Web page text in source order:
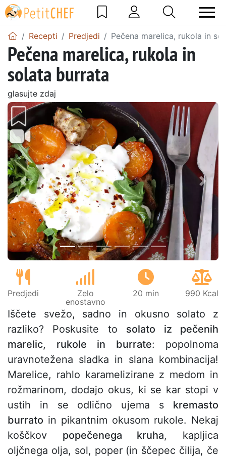
Recepti Predjedi Pečena marelica, rukola in
Pečena marelica, rukola in
solata burrata
glasujte zdaj
Prejšnji
Predjedi
Zelo
enostavno
20 min 990 Kcal
Iščete svežo, sadno in okusno solato z
razliko? Poskusite to solato iz pečenih
marelic, rukole in burrate: popolnoma
uravnotežena sladka in slana kombinacija!
Marelice, rahlo karamelizirane z medom in
rožmarinom, dodajo okus, ki se kar stopi v
ustih in se odlično ujema s kremasto
burrato in pikantnim okusom rukole. Nekaj
koščkov popečenega kruha, kapljica
oljčnega olja, sol, poper (in ščepec čilija, če